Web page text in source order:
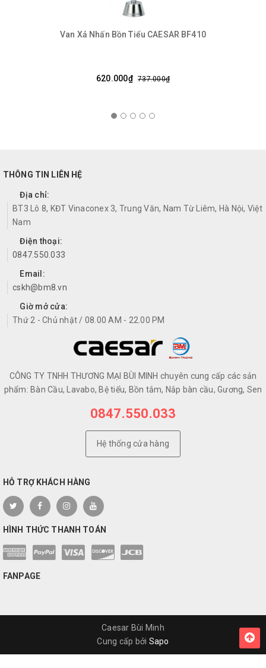
Van Xả Nhấn Bồn Tiểu CAESAR BF410
620.000₫ 737.000₫
THÔNG TIN LIÊN HỆ
Địa chỉ:
BT3 Lô 8, KĐT Vinaconex 3, Trung Văn, Nam Từ Liêm, Hà Nội, Việt
Nam
Điện thoại:
0847.550.033
Email:
cskh@bm8.vn
Giờ mở cửa:
Thứ 2 - Chủ nhật / 08.00 AM - 22.00 PM
CÔNG TY TNHH THƯƠNG MẠI BÙI MINH chuyên cung cấp các sản
phẩm: Bàn Cầu, Lavabo, Bệ tiểu, Bồn tắm, Nắp bàn cầu, Gương, Sen
0847.550.033
Hệ thống cửa hàng
HỖ TRỢ KHÁCH HÀNG
HÌNH THỨC THANH TOÁN
FANPAGE
Caesar Bùi Minh
Cung cấp bởi Sapo